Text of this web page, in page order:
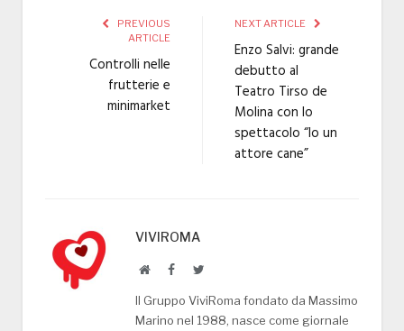
PREVIOUS
ARTICLE
Controlli nelle
frutterie e
minimarket
NEXT ARTICLE
Enzo Salvi: grande
debutto al
Teatro Tirso de
Molina con lo
spettacolo “Io un
attore cane”
VIVIROMA
WebsiteFacebookTwitter
Il Gruppo ViviRoma fondato da Massimo
Marino nel 1988, nasce come giornale